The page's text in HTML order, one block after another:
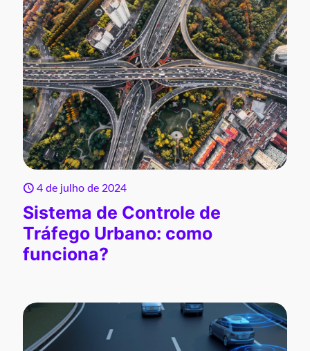
4 de julho de 2024
Sistema de Controle de
Tráfego Urbano: como
funciona?